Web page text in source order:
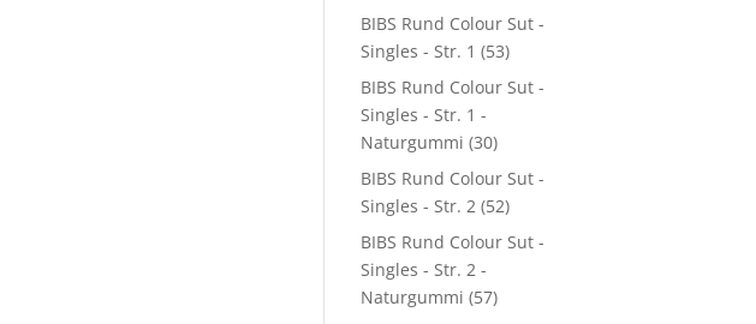
BIBS Rund Colour Sut -
Singles - Str. 1 (53)
BIBS Rund Colour Sut -
Singles - Str. 1 -
Naturgummi (30)
BIBS Rund Colour Sut -
Singles - Str. 2 (52)
BIBS Rund Colour Sut -
Singles - Str. 2 -
Naturgummi (57)